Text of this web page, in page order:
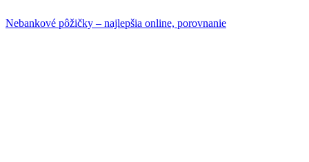
Nebankové pôžičky – najlepšia online, porovnanie